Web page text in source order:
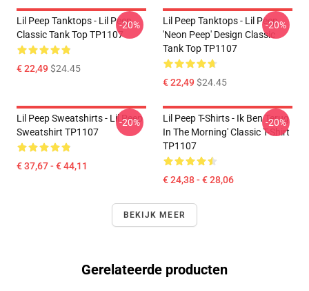
Lil Peep Tanktops - Lil Peep
Classic Tank Top TP1107
€ 22,49$24.45
-20%
Lil Peep Tanktops - Lil Peep
'Neon Peep' Design Classic
Tank Top TP1107
€ 22,49$24.45
-20%
Lil Peep Sweatshirts - Lil Peep
Sweatshirt TP1107
€ 37,67 - € 44,11
-20%
Lil Peep T-Shirts - Ik Ben Terug
In The Morning' Classic T-Shirt
TP1107
€ 24,38 - € 28,06
-20%
BEKIJK MEER
Gerelateerde producten